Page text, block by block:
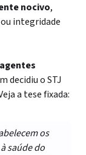
nocivo,
integridade
decidiu o STJ
a tese fixada:
os
saúde do